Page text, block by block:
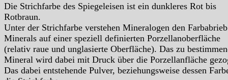
Die Strichfarbe des Spiegeleisen ist ein dunkleres Rot bis
Rotbraun.
Unter der Strichfarbe verstehen Mineralogen den
Minerals auf einer speziell definierten Porzellanoberfläche
(relativ raue und unglasierte Oberfläche). Das zu
Mineral wird dabei mit Druck über die Porzellanfläche
Das dabei entstehende Pulver, beziehungsweise dessen